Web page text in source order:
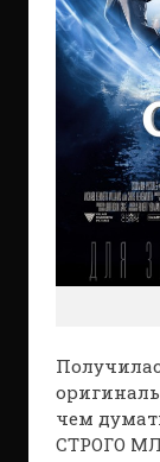
чем
СТРОГО